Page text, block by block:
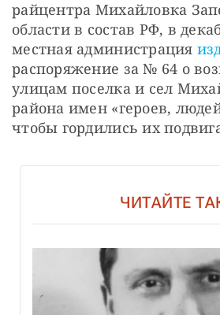
райцентра Михайловка
области в состав РФ, в
местная администрация
распоряжение за № 64 о
улицам поселка и сел
района имен «героев,
чтобы гордились их
ЧИТАЙТЕ